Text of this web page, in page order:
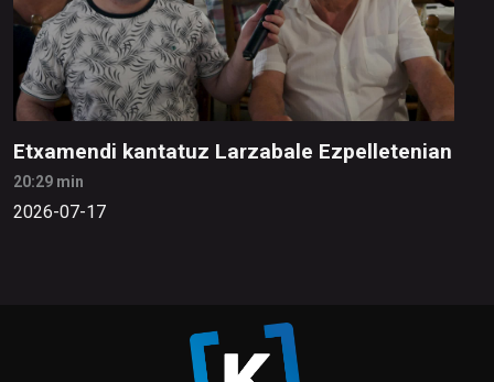
Etxamendi kantatuz Larzabale Ezpelletenian
20:29 min
2026-07-17